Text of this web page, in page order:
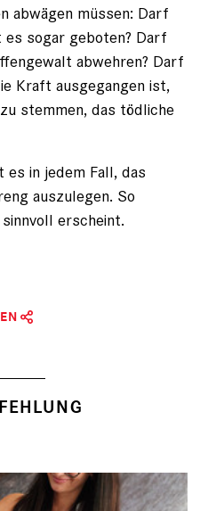
abwägen müssen: Darf
sogar geboten? Darf
abwehren? Darf
Kraft ausgegangen ist,
stemmen, das tödliche
es in jedem Fall, das
auszulegen. So
erscheint.